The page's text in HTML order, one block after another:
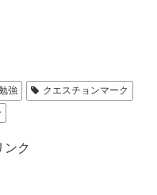
強
クエスチョンマーク
ンク